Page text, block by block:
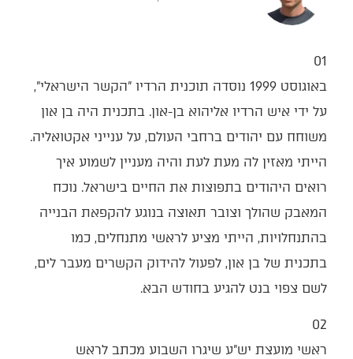
01
באוגוסט 1999 נוסדה תוכנית הרדיו "הקשר הישראלי",
על ידי איש הרדיו אליהוא בן-און. בתכנית היה בן און
משוחח עם יהודים ברחבי העולם, על ענייני אקטואליה.
הייתי מאזין לה מעת לעת והיה מעניין לשמוע איך
רואים היהודים בתפוצות את החיים בישראל. נוכח
המאבק שהולך וצובר תאוצה בנוגע להקפאת הבנייה
בהתנחלויות, הייתי מציע לראשי מתנחלים, כמו
בתכנית של בן און, לפעול להידוק הקשרים מעבר לים,
לשם צפוי בנט להגיע בחודש הבא.
02
ראשי מועצת יש"ע שיגרו השבוע מכתב לראש